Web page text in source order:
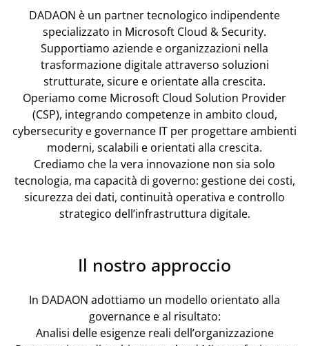
DADAON è un partner tecnologico indipendente
specializzato in Microsoft Cloud & Security.
Supportiamo aziende e organizzazioni nella
trasformazione digitale attraverso soluzioni
strutturate, sicure e orientate alla crescita.
Operiamo come Microsoft Cloud Solution Provider
(CSP), integrando competenze in ambito cloud,
cybersecurity e governance IT per progettare ambienti
moderni, scalabili e orientati alla crescita.
Crediamo che la vera innovazione non sia solo
tecnologia, ma capacità di governo: gestione dei costi,
sicurezza dei dati, continuità operativa e controllo
strategico dell’infrastruttura digitale.
Il nostro approccio
In DADAON adottiamo un modello orientato alla
governance e al risultato:
Analisi delle esigenze reali dell’organizzazione